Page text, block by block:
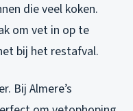
die veel koken.
om vet in op te
bij het restafval.
Bij Almere’s